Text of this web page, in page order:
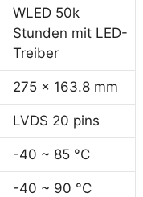
WLED 50k
Stunden mit LED-
Treiber
275 x 163.8 mm
LVDS 20 pins
-40 ~ 85 °C
-40 ~ 90 °C